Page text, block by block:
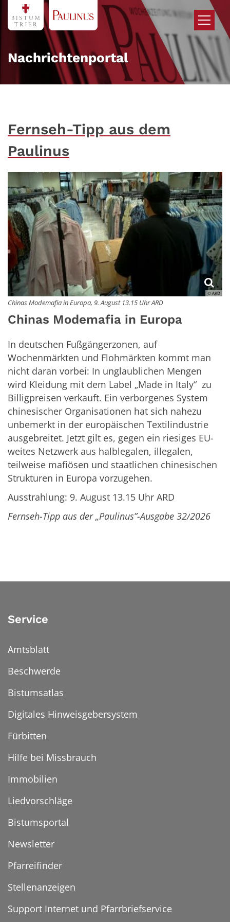
Zum Inhalt springen
Nachrichtenportal
Fernseh-Tipp aus dem
Paulinus
© ARD
Chinas Modemafia in Europa, 9. August 13.15 Uhr ARD
Chinas Modemafia in Europa
In deutschen Fußgängerzonen, auf
Wochenmärkten und Flohmärkten kommt man
nicht daran vorbei: In unglaublichen Mengen
wird Kleidung mit dem Label „Made in Italy“ zu
Billigpreisen verkauft. Ein verborgenes System
chinesischer Organisationen hat sich nahezu
unbemerkt in der europäischen Textilindustrie
ausgebreitet. Jetzt gilt es, gegen ein riesiges EU-
weites Netzwerk aus halblegalen, illegalen,
teilweise mafiösen und staatlichen chinesischen
Strukturen in Europa vorzugehen.
Ausstrahlung: 9. August 13.15 Uhr ARD
Fernseh-Tipp aus der „Paulinus”-Ausgabe 32/2026
Service
Amtsblatt
Beschwerde
Bistumsatlas
Digitales Hinweisgebersystem
Fürbitten
Hilfe bei Missbrauch
Immobilien
Liedvorschläge
Bistumsportal
Newsletter
Pfarreifinder
Stellenanzeigen
Support Internet und Pfarrbriefservice